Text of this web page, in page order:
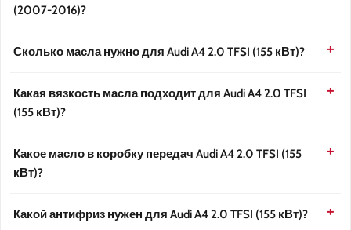
(2007-2016)?
Сколько масла нужно для Audi A4 2.0 TFSI (155 кВт)?
Какая вязкость масла подходит для Audi A4 2.0 TFSI
(155 кВт)?
Какое масло в коробку передач Audi A4 2.0 TFSI (155
кВт)?
Какой антифриз нужен для Audi A4 2.0 TFSI (155 кВт)?